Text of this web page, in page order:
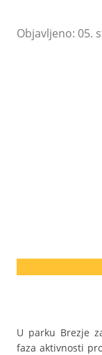
Objavljeno: 05.
U parku Brezje
faza aktivnosti